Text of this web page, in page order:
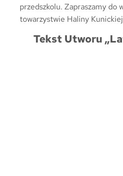
przedszkolu. Zapraszamy
towarzystwie Haliny
Tekst Utworu